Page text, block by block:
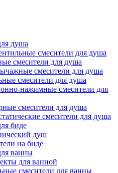
душа
смесители для душа
смесители для душа
смесители для душа
смесители для душа
нажимные смесители для
смесители для душа
смесители для душа
биде
душ
на биде
ванны
для ванной
смесители для ванны